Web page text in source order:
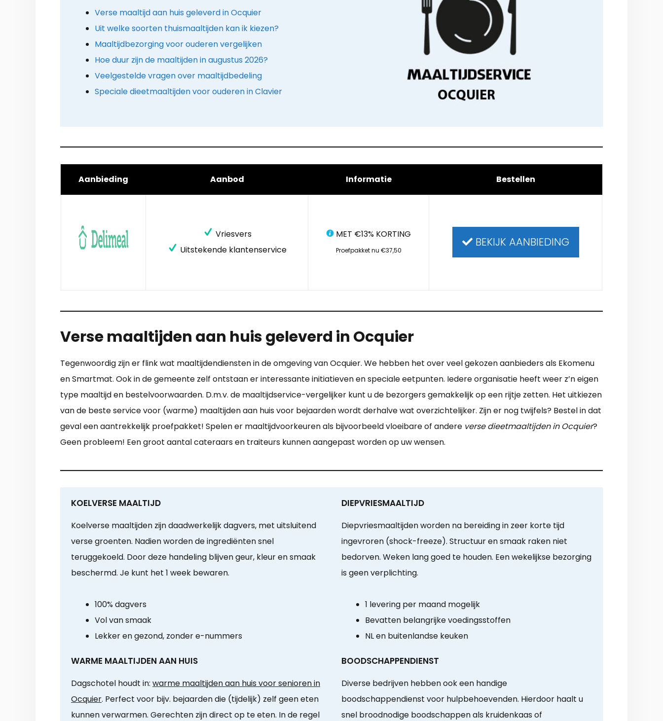
Verse maaltijd aan huis geleverd in Ocquier
Uit welke soorten thuismaaltijden kan ik kiezen?
Maaltijdbezorging voor ouderen vergelijken
Hoe duur zijn de maaltijden in augustus 2026?
Veelgestelde vragen over maaltijdbedeling
Speciale dieetmaaltijden voor ouderen in Clavier
Aanbieding Aanbod Informatie Bestellen
Vriesvers
Uitstekende klantenservice
MET €13% KORTING
Proefpakket nu €37,50
BEKIJK AANBIEDING
Verse maaltijden aan huis geleverd in Ocquier
Tegenwoordig zijn er flink wat maaltijdendiensten in de omgeving van Ocquier. We hebben het over veel gekozen aanbieders als Ekomenu
en Smartmat. Ook in de gemeente zelf ontstaan er interessante initiatieven en speciale eetpunten. Iedere organisatie heeft weer z’n eigen
type maaltijd en bestelvoorwaarden. D.m.v. de maaltijdservice-vergelijker kunt u de bezorgers gemakkelijk op een rijtje zetten. Het uitkiezen
van de beste service voor (warme) maaltijden aan huis voor bejaarden wordt derhalve wat overzichtelijker. Zijn er nog twijfels? Bestel in dat
geval een aantrekkelijk proefpakket! Spelen er maaltijdvoorkeuren als bijvoorbeeld vloeibare of andere verse dieetmaaltijden in Ocquier?
Geen probleem! Een groot aantal cateraars en traiteurs kunnen aangepast worden op uw wensen.
KOELVERSE MAALTIJD
Koelverse maaltijden zijn daadwerkelijk dagvers, met uitsluitend
verse groenten. Nadien worden de ingrediënten snel
teruggekoeld. Door deze handeling blijven geur, kleur en smaak
beschermd. Je kunt het 1 week bewaren.
100% dagvers
Vol van smaak
Lekker en gezond, zonder e-nummers
DIEPVRIESMAALTIJD
Diepvriesmaaltijden worden na bereiding in zeer korte tijd
ingevroren (shock-freeze). Structuur en smaak raken niet
bedorven. Weken lang goed te houden. Een wekelijkse bezorging
is geen verplichting.
1 levering per maand mogelijk
Bevatten belangrijke voedingsstoffen
NL en buitenlandse keuken
WARME MAALTIJDEN AAN HUIS
Dagschotel houdt in: warme maaltijden aan huis voor senioren in
Ocquier. Perfect voor bijv. bejaarden die (tijdelijk) zelf geen eten
kunnen verwarmen. Gerechten zijn direct op te eten. In de regel
BOODSCHAPPENDIENST
Diverse bedrijven hebben ook een handige
boodschappendienst voor hulpbehoevenden. Hierdoor haalt u
snel broodnodige boodschappen als kruidenkaas of